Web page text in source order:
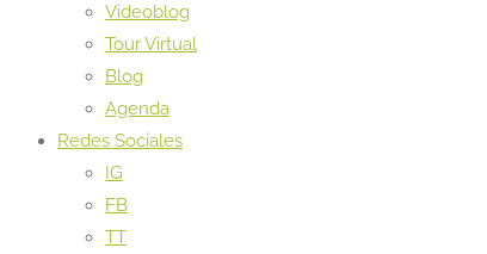
Videoblog
Tour Virtual
Blog
Agenda
Redes Sociales
IG
FB
TT